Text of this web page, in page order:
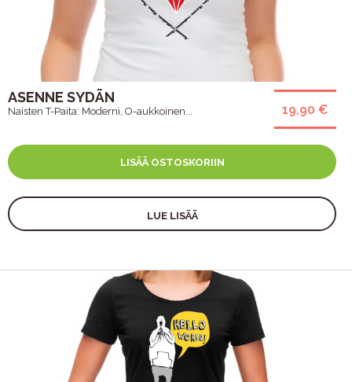
19,90 €
ASENNE SYDÄN
Naisten T-Paita: Moderni, O-aukkoinen...
LISÄÄ OSTOSKORIIN
LUE LISÄÄ